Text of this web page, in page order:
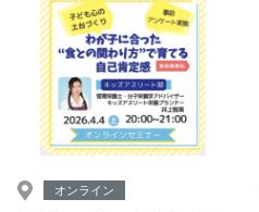
オンライン